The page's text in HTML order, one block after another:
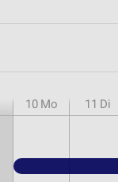
10 Mo 11 Di